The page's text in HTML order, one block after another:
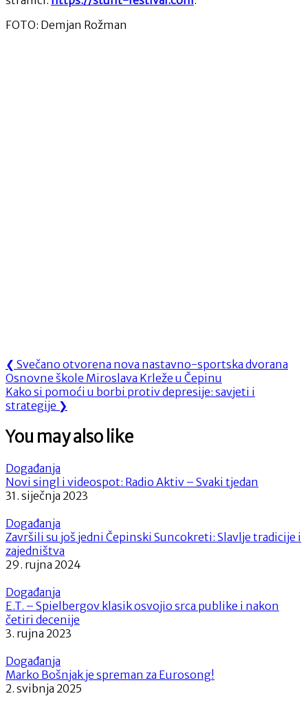
FOTO: Demjan Rožman
Navigacija
objava
❮ Previous
Post:
Svečano otvorena nova nastavno-sportska dvorana
Osnovne škole Miroslava Krleže u Čepinu
Next
Post:
Kako si pomoći u borbi protiv depresije: savjeti i
strategije ❯
You may also like
Događanja
Novi singl i videospot: Radio Aktiv – Svaki tjedan
31. siječnja 2023
Događanja
Završili su još jedni Čepinski Suncokreti: Slavlje tradicije i
zajedništva
29. rujna 2024
Događanja
E.T. – Spielbergov klasik osvojio srca publike i nakon
četiri decenije
3. rujna 2023
Događanja
Marko Bošnjak je spreman za Eurosong!
2. svibnja 2025